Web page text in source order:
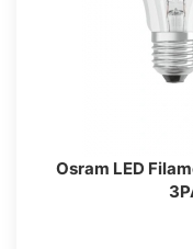
Osram LED